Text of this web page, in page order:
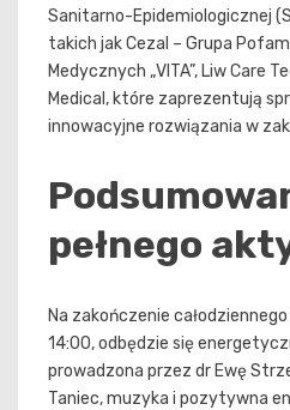
Sanitarno-Epidemiologicznej
takich jak Cezal – Grupa
Medycznych „VITA”, Liw Care
Medical, które zaprezentują
innowacyjne rozwiązania w
pełnego
Na zakończenie
14:00, odbędzie się
prowadzona przez dr Ewę
Taniec, muzyka i pozytywna